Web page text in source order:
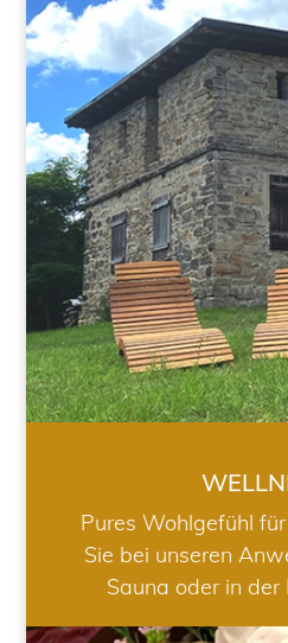
Pures Wohlgefühl
Sie bei unseren
Sauna oder in der